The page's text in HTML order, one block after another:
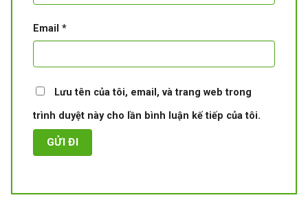
Email *
Lưu tên của tôi, email, và trang web trong
trình duyệt này cho lần bình luận kế tiếp của tôi.